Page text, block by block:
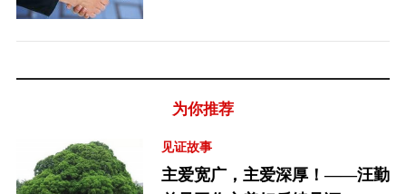
为你推荐
见证故事
主爱宽广，主爱深厚！——汪勤